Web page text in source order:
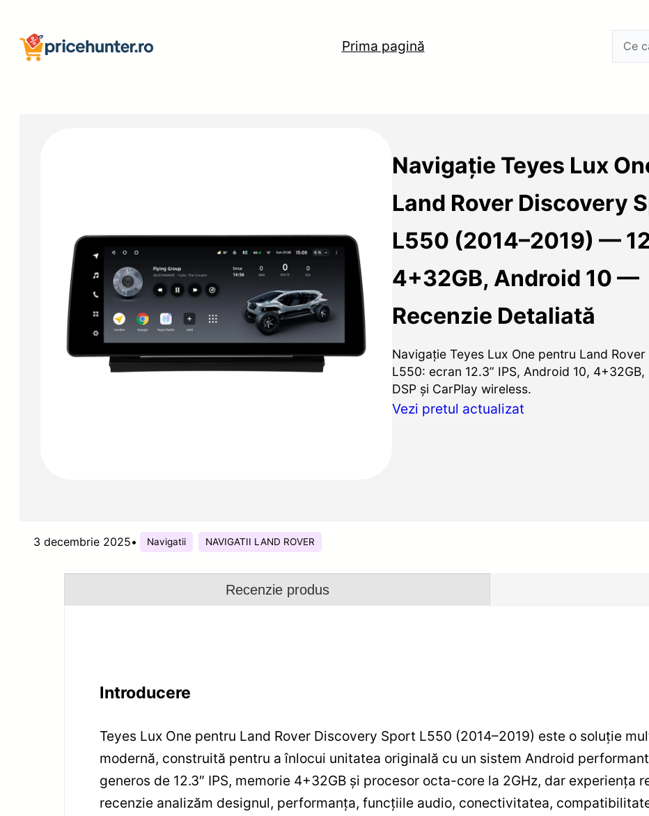
conținut
Prima pagină
Navigație Teyes Lux
Land Rover Discovery
L550 (2014–2019) —
4+32GB, Android 10 —
Recenzie Detaliată
Navigație Teyes Lux One pentru Land
L550: ecran 12.3” IPS, Android 10, 4+32GB,
DSP și CarPlay wireless.
Vezi pretul actualizat
3 decembrie 2025• Navigatii NAVIGATII LAND ROVER
Recenzie produs
Introducere
Teyes Lux One pentru Land Rover Discovery Sport L550 (2014–2019) este o soluție
modernă, construită pentru a înlocui unitatea originală cu un sistem Android
generos de 12.3″ IPS, memorie 4+32GB și procesor octa-core la 2GHz, dar experiența
recenzie analizăm designul, performanța, funcțiile audio, conectivitatea,